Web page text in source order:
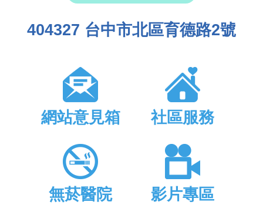
404327 台中市北區育德路2號
網站意見箱 社區服務
無菸醫院 影片專區